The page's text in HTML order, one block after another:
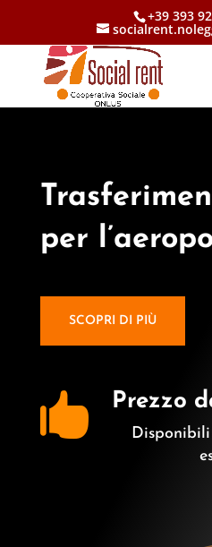
+39 393
per
SCOPRI DI PIÙ
 Prezzo